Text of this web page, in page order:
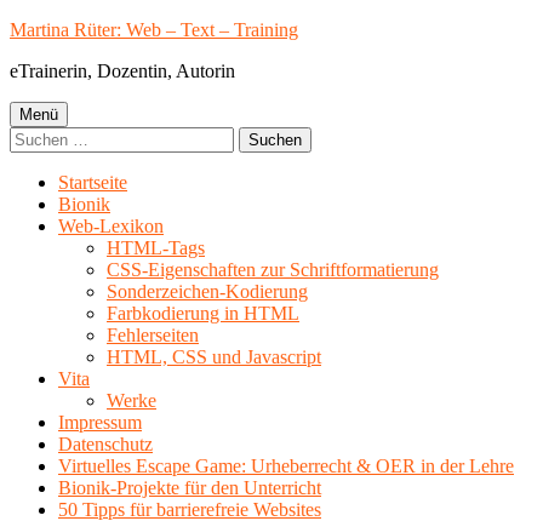
Springe
Inhalt
Martina Rüter: Web – Text – Training
eTrainerin, Dozentin, Autorin
Primäres
Menü
Menü
Suchen
nach:
Startseite
Bionik
Web-Lexikon
HTML-Tags
CSS-Eigenschaften zur Schriftformatierung
Sonderzeichen-Kodierung
Farbkodierung in HTML
Fehlerseiten
HTML, CSS und Javascript
Vita
Werke
Impressum
Datenschutz
Virtuelles Escape Game: Urheberrecht & OER in der Lehre
Bionik-Projekte für den Unterricht
50 Tipps für barrierefreie Websites